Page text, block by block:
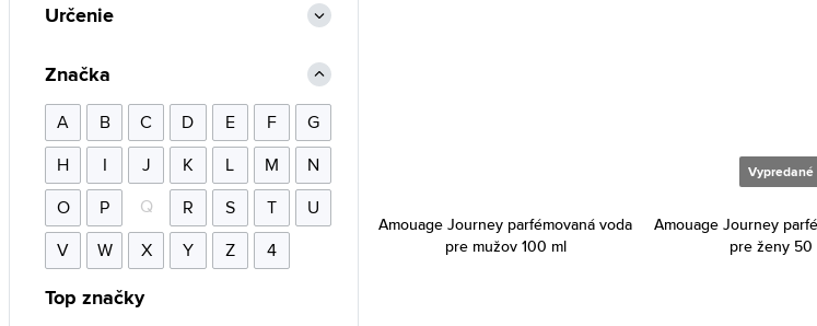
Amouage Journey parfémovaná voda
pre mužov 100 ml
Vypredané
Amouage Journey
pre ženy 50
Určenie
Značka
A B C D E F
G
H
I J K L M
N
O
P Q R S T
U
V
W X Y Z 4
Top značky